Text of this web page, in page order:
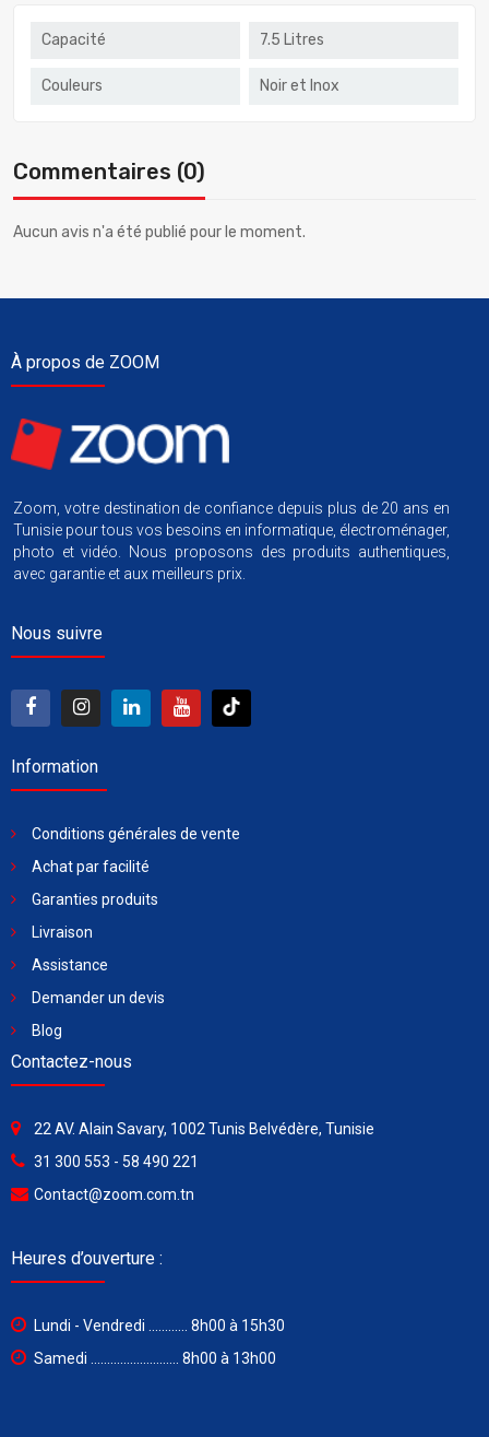
Capacité 7.5 Litres
Couleurs Noir et Inox
Commentaires (0)
Aucun avis n'a été publié pour le moment.
À propos de ZOOM
Zoom, votre destination de confiance depuis plus de 20 ans en
Tunisie pour tous vos besoins en informatique, électroménager,
photo et vidéo. Nous proposons des produits authentiques,
avec garantie et aux meilleurs prix.
Nous suivre
Information
Conditions générales de vente
Achat par facilité
Garanties produits
Livraison
Assistance
Demander un devis
Blog
Contactez-nous
22 AV. Alain Savary, 1002 Tunis Belvédère, Tunisie
31 300 553 - 58 490 221
Contact@zoom.com.tn
Heures d’ouverture :
Lundi - Vendredi ............ 8h00 à 15h30
Samedi ........................... 8h00 à 13h00